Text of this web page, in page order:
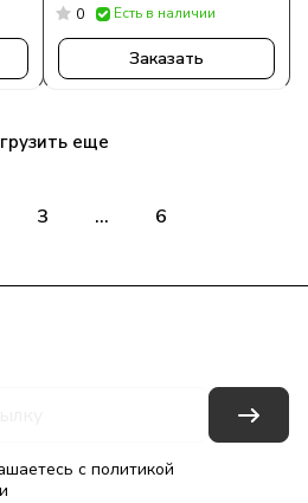
0 Есть в наличии
Заказать
еще
3 ... 6
с политикой